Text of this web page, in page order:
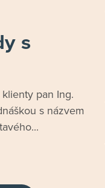
s
pan Ing.
s názvem